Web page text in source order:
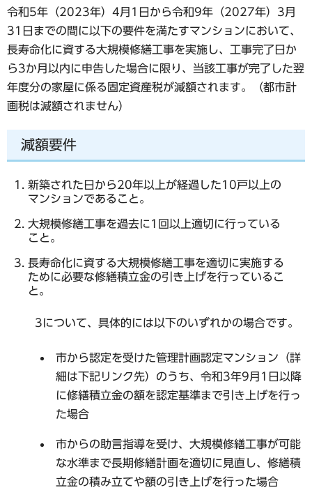
令和5年（2023年）4月1日から令和9年（2027年）3月
31日までの間に以下の要件を満たすマンションにおいて、
長寿命化に資する大規模修繕工事を実施し、 工事完了日か
ら3か月以内に申告した場合に限り、当該工事が完了した翌
年度分の家屋に係る固定資産税が減額されます。（都市計
画税は減額されません）
減額要件
新築された日から20年以上が経過した10戸以上の
マンションであること。
大規模修繕工事を過去に1回以上適切に行っている
こと。
長寿命化に資する大規模修繕工事を適切に実施する
ために必要な修繕積立金の引き上げを行っているこ
と。
3について、具体的には以下のいずれかの場合です。
市から認定を受けた管理計画認定マンション（詳
細は下記リンク先）のうち、令和3年9月1日以降
に修繕積立金の額を認定基準まで引き上げを行っ
た場合
市からの助言指導を受け、大規模修繕工事が可能
な水準まで長期修繕計画を適切に見直し、修繕積
立金の積み立てや額の引き上げを行った場合